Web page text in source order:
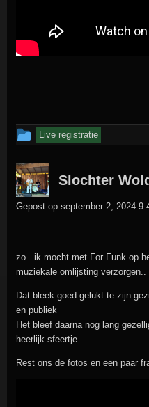
Dit
is
geplaatst
in
Live registratie
Slochter
Gepost op september 2, 2024
zo.. ik mocht met For Funk op
muziekale omlijsting verzorgen..
Dat bleek goed gelukt te zijn
en publiek
Het bleef daarna nog lang
heerlijk sfeertje.
Rest ons de fotos en een paar